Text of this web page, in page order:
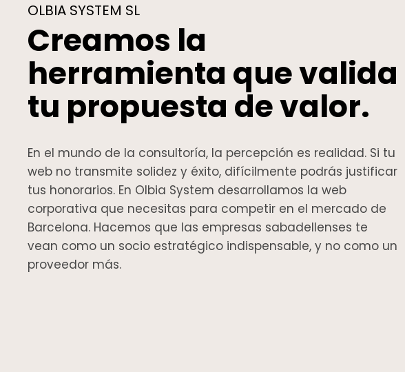
OLBIA SYSTEM SL
Creamos la
herramienta que valida
tu propuesta de valor.
En el mundo de la consultoría, la percepción es realidad. Si tu
web no transmite solidez y éxito, difícilmente podrás justificar
tus honorarios. En Olbia System desarrollamos la web
corporativa que necesitas para competir en el mercado de
Barcelona. Hacemos que las empresas sabadellenses te
vean como un socio estratégico indispensable, y no como un
proveedor más.